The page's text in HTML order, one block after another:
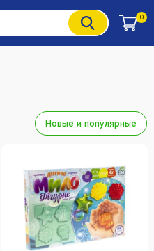
0
Новые и популярные